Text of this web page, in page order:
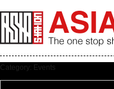
Category: Events